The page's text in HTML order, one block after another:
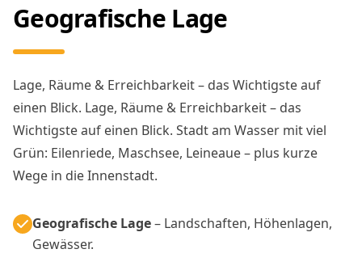
Geografische Lage
Lage, Räume & Erreichbarkeit – das Wichtigste auf
einen Blick. Lage, Räume & Erreichbarkeit – das
Wichtigste auf einen Blick. Stadt am Wasser mit viel
Grün: Eilenriede, Maschsee, Leineaue – plus kurze
Wege in die Innenstadt.
Geografische Lage– Landschaften, Höhenlagen,
Gewässer.